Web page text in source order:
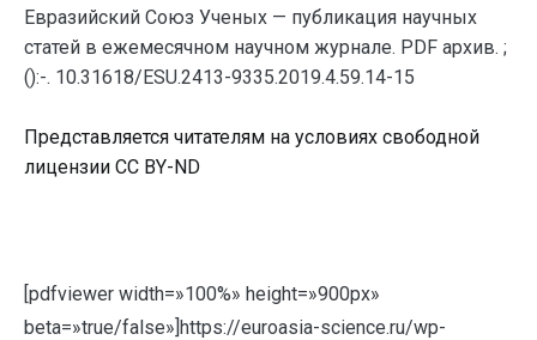
Евразийский Союз Ученых — публикация научных
статей в ежемесячном научном журнале. PDF архив. ;
():-. 10.31618/ESU.2413-9335.2019.4.59.14-15
Представляется читателям на условиях свободной
лицензии CC BY-ND
[pdfviewer width=»100%» height=»900px»
beta=»true/false»]https://euroasia-science.ru/wp-